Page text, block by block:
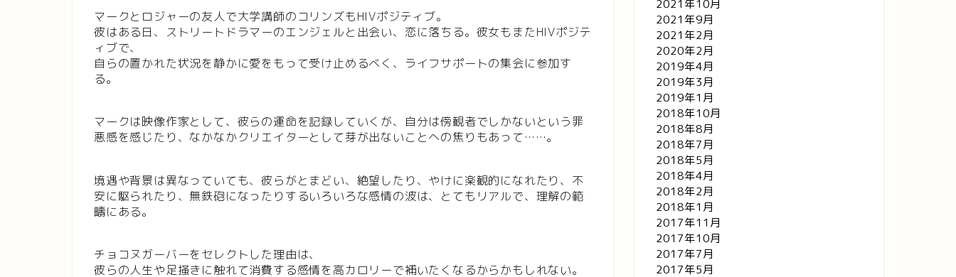
マークとロジャーの友人で大学講師のコリンズもHIVポジティブ。
彼はある日、ストリートドラマーのエンジェルと出会い、恋に落ちる。彼女もまたHIVポジテ
ィブで、
自らの置かれた状況を静かに愛をもって受け止めるべく、ライフサポートの集会に参加す
る。
マークは映像作家として、彼らの運命を記録していくが、自分は傍観者でしかないという罪
悪感を感じたり、なかなかクリエイターとして芽が出ないことへの焦りもあって……。
境遇や背景は異なっていても、彼らがとまどい、絶望したり、やけに楽観的になれたり、不
安に駆られたり、無鉄砲になったりするいろいろな感情の波は、とてもリアルで、理解の範
疇にある。
チョコヌガーバーをセレクトした理由は、
彼らの人生や足掻きに触れて消費する感情を高カロリーで補いたくなるからかもしれない。
2021年10月
2021年9月
2021年2月
2020年2月
2019年4月
2019年3月
2019年1月
2018年10月
2018年8月
2018年7月
2018年5月
2018年4月
2018年2月
2018年1月
2017年11月
2017年10月
2017年7月
2017年5月